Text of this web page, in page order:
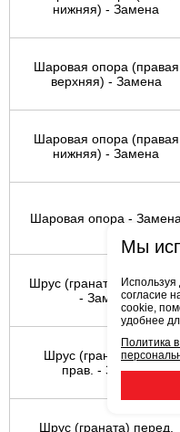
нижняя) - Замена
Шаровая опора (правая
верхняя) - Замена
Шаровая опора (правая
нижняя) - Замена
Шаровая опора -
Шрус (граната) задн.
- Замена
Шрус (граната) задн.
прав. - Замена
Шрус (граната) перед.
Мы
согласие
cookie,
удобнее
Политика